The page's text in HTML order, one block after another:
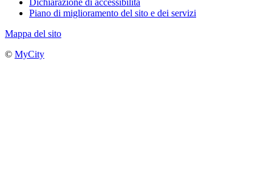
Piano di miglioramento del sito e dei servizi
Mappa del sito
© MyCity